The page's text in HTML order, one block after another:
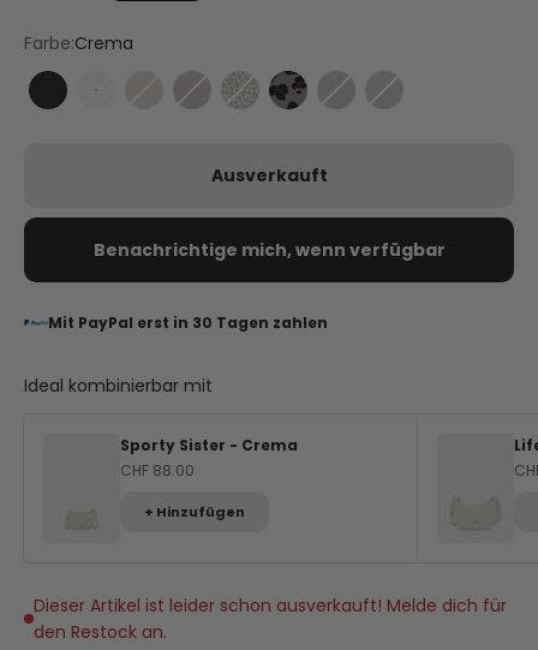
Farbe:Crema
Black MochaCoffeeLeo SandLeo GreyLeo Coffee
Ausverkauft
Benachrichtige mich, wenn verfügbar
Mit PayPal erst in 30 Tagen zahlen
Ideal kombinierbar mit
Sporty Sister - Crema
Angebot
CHF 88.00
+ Hinzufügen
Dieser Artikel ist leider schon ausverkauft! Melde dich für
den Restock an.